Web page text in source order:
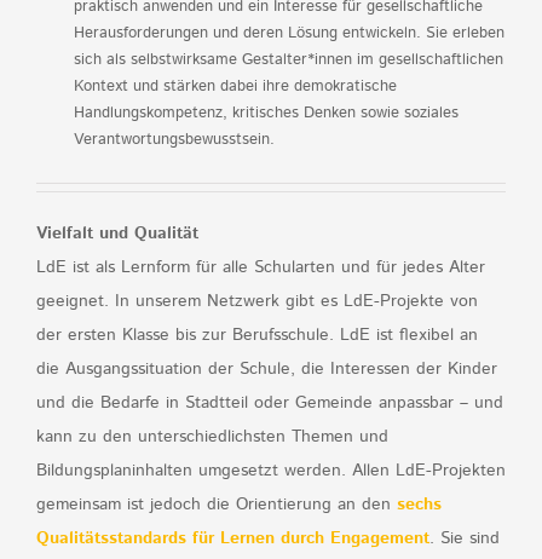
praktisch anwenden und ein Interesse für gesellschaftliche
Herausforderungen und deren Lösung entwickeln. Sie erleben
sich als selbstwirksame Gestalter*innen im gesellschaftlichen
Kontext und stärken dabei ihre demokratische
Handlungskompetenz, kritisches Denken sowie soziales
Verantwortungsbewusstsein.
Vielfalt und Qualität
LdE ist als Lernform für alle Schularten und für jedes Alter
geeignet. In unserem Netzwerk gibt es LdE-Projekte von
der ersten Klasse bis zur Berufsschule. LdE ist flexibel an
die Ausgangssituation der Schule, die Interessen der Kinder
und die Bedarfe in Stadtteil oder Gemeinde anpassbar – und
kann zu den unterschiedlichsten Themen und
Bildungsplaninhalten umgesetzt werden. Allen LdE-Projekten
gemeinsam ist jedoch die Orientierung an den sechs
Qualitätsstandards für Lernen durch Engagement. Sie sind